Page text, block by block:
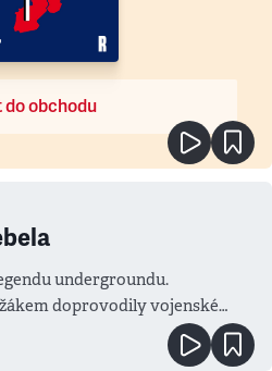
do obchodu
undergroundu.
doprovodily vojenské